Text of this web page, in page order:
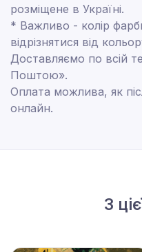
розміщене в Україні.
* Важливо - колір
відрізнятися від
Доставляємо по всій
Поштою».
Оплата можлива, як
онлайн.
З